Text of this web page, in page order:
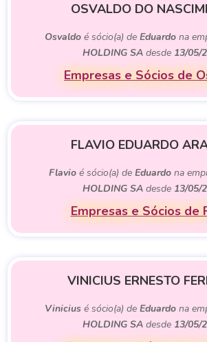
OSVALDO DO
Osvaldoé sócio(a) de Eduardona
HOLDING SA desde 13/05/
Empresas e Sócios de
FLAVIO EDUARDO
Flavio é sócio(a) de Eduardo na
HOLDING SA desde 13/05/
Empresas e Sócios de
VINICIUS ERNESTO
Viniciusé sócio(a) de Eduardona
HOLDING SA desde 13/05/